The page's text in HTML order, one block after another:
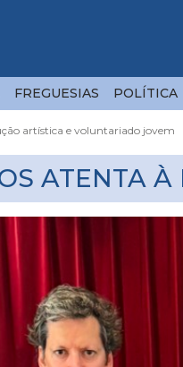
FREGUESIAS POLÍTICA
artística e voluntariado jovem
ATENTA